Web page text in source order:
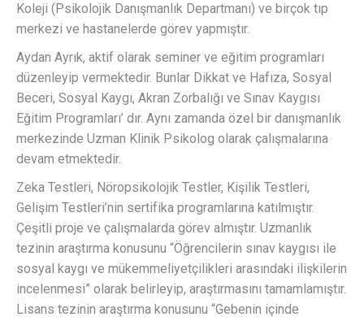
Koleji (Psikolojik Danışmanlık Departmanı) ve birçok tıp
merkezi ve hastanelerde görev yapmıştır.
Aydan Ayrık, aktif olarak seminer ve eğitim programları
düzenleyip vermektedir. Bunlar Dikkat ve Hafıza, Sosyal
Beceri, Sosyal Kaygı, Akran Zorbalığı ve Sınav Kaygısı
Eğitim Programları’ dır. Aynı zamanda özel bir danışmanlık
merkezinde Uzman Klinik Psikolog olarak çalışmalarına
devam etmektedir.
Zeka Testleri, Nöropsikolojik Testler, Kişilik Testleri,
Gelişim Testleri’nin sertifika programlarına katılmıştır.
Çeşitli proje ve çalışmalarda görev almıştır. Uzmanlık
tezinin araştırma konusunu “Öğrencilerin sınav kaygısı ile
sosyal kaygı ve mükemmeliyetçilikleri arasındaki ilişkilerin
incelenmesi” olarak belirleyip, araştırmasını tamamlamıştır.
Lisans tezinin araştırma konusunu “Gebenin içinde